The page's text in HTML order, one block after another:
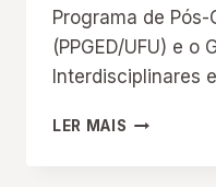
Programa de
(PPGED/UFU) e o
Interdisciplinares
LER MAIS PALESTRA: